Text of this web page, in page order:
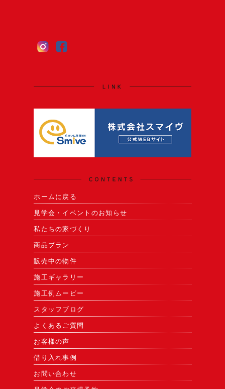
ホームに戻る
見学会・イベントのお知らせ
私たちの家づくり
商品プラン
販売中の物件
施工ギャラリー
施工例ムービー
スタッフブログ
よくあるご質問
お客様の声
借り入れ事例
お問い合わせ